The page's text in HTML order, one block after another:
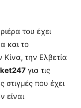
του έχει
και το
την Ελβετία
για τις
στιγμές που έχει
είναι